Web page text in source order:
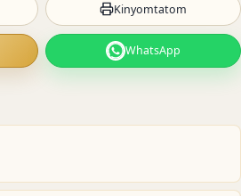
Kinyomtatom
WhatsApp